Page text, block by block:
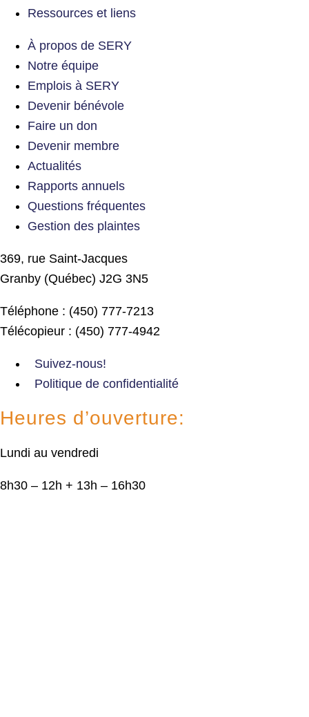
Ressources et liens
À propos de SERY
Notre équipe
Emplois à SERY
Devenir bénévole
Faire un don
Devenir membre
Actualités
Rapports annuels
Questions fréquentes
Gestion des plaintes
369, rue Saint-Jacques
Granby (Québec) J2G 3N5
Téléphone : (450) 777-7213
Télécopieur : (450) 777-4942
Suivez-nous!
Politique de confidentialité
Heures d’ouverture:
Lundi au vendredi
8h30 – 12h + 13h – 16h30